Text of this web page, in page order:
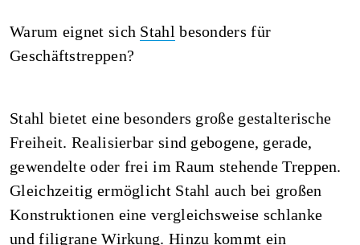
Warum eignet sich Stahl besonders für
Geschäftstreppen?
Stahl bietet eine besonders große gestalterische
Freiheit. Realisierbar sind gebogene, gerade,
gewendelte oder frei im Raum stehende Treppen.
Gleichzeitig ermöglicht Stahl auch bei großen
Konstruktionen eine vergleichsweise schlanke
und filigrane Wirkung. Hinzu kommt ein